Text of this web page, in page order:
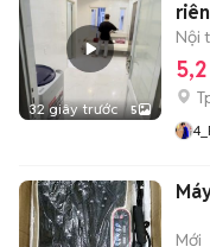
32 giây trước 5
Nội
Mới